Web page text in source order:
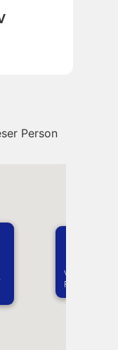
Person
Vermutlich
Potash